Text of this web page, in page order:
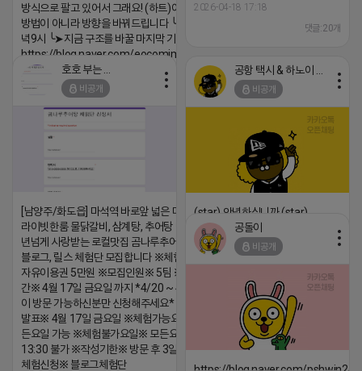
2026-04-18 17:18
댓글:20개
방식으로 팔고 있어서 그래요! (하트)이번엔 다릅니다. ╰➤
방법이 아니라 방향을 바꿔드립니다 ╰➤4월 21일(화) 저
녁9시 ╰➤지금 구조를 바꿀 마지막 기회
https://blog.naver.com/eocomim/224250518436
2026-04-18 17:15
비공개
[남양주/화도읍] 마석역 바로앞 넓은 매장과, 프
라이빗한룸 물닭갈비, 삼계탕, 추어탕 맛집 10
년넘게 사랑받는 로컬맛집 곰나루추어탕에서
블로그, 릴스 체험단 모집합니다 ※체험메뉴※
자유이용권 5만원 ※모집인원※ 5팀 ※모집기
간※ 4월 17일 금요일 까지 *4/20 ~ 4/26 사
이 방문 가능하신분만 신청해주세요* ※체험단
발표※ 4월 17일 금요일 ※체험가능요일※ 모
든요일 가능 ※체험불가요일※ 모든요일 12 ~
13:30 불가 ※작성기한※ 방문 후 3일 이내 ※
체험신청※ 블로그체험단
비공개
(star) 안녕하십니까 (star)
2026-04-18 17:12
공돌이
비공개